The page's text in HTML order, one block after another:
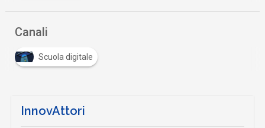
Canali
Scuola digitale
InnovAttori